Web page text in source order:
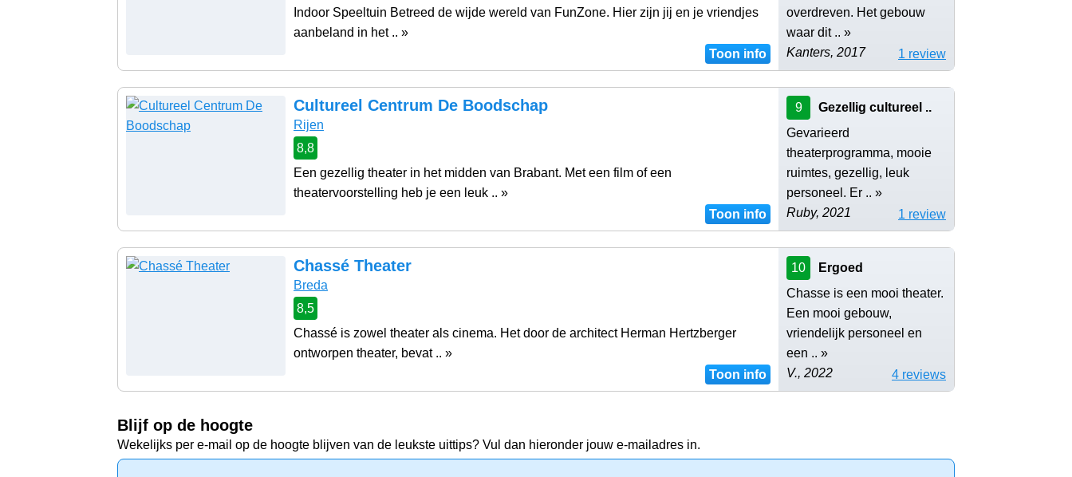
Indoor Speeltuin Betreed de wijde wereld van FunZone. Hier zijn jij en je vriendjes
aanbeland in het .. »
Toon info
overdreven. Het gebouw
waar dit .. »
Kanters, 2017
1 review
Cultureel Centrum De Boodschap
Rijen
8,8
Een gezellig theater in het midden van Brabant. Met een film of een
theatervoorstelling heb je een leuk .. »
Toon info
9
Gezellig cultureel ..
Gevarieerd
theaterprogramma, mooie
ruimtes, gezellig, leuk
personeel. Er .. »
Ruby, 2021
1 review
Chassé Theater
Breda
8,5
Chassé is zowel theater als cinema. Het door de architect Herman Hertzberger
ontworpen theater, bevat .. »
Toon info
10
Ergoed
Chasse is een mooi theater.
Een mooi gebouw,
vriendelijk personeel en
een .. »
V., 2022
4 reviews
Blijf op de hoogte
Wekelijks per e-mail op de hoogte blijven van de leukste uittips? Vul dan hieronder jouw e-mailadres in.